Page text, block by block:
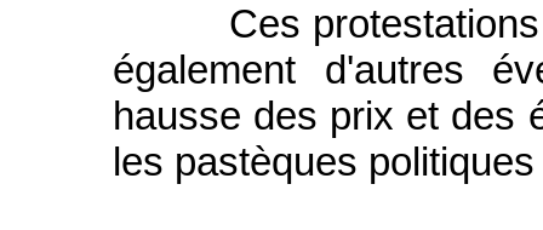
Ces protestations
également d'autres
hausse des prix et des
les pastèques